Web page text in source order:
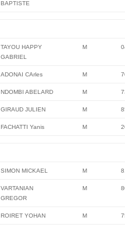
BAPTISTE
TAYOU HAPPY
GABRIEL
M
ADONAI CArles M
NDOMBI ABELARD M
GIRAUD JULIEN M
FACHATTI Yanis M
SIMON MICKAEL M
VARTANIAN
GREGOR
M
ROIRET YOHAN M